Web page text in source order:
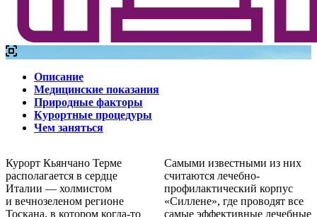
Описание
Медицинские показания
Природные факторы
Курортные процедуры
Чем заняться
Курорт Кьянчано Терме
располагается в сердце
Италии — холмистом
и вечнозеленом регионе
Тоскана, в котором когда-то
Самыми известными из них
считаются лечебно-
профилактический корпус
«Силлене», где проводят все
самые эффективные лечебные